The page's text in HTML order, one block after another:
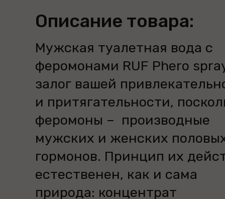
Описание товара:
Мужская туалетная вода с
феромонами RUF Phero
залог вашей
и притягательности,
феромоны – производные
мужских и женских
гормонов. Принцип их
естественен, как и сама
природа: концентрат